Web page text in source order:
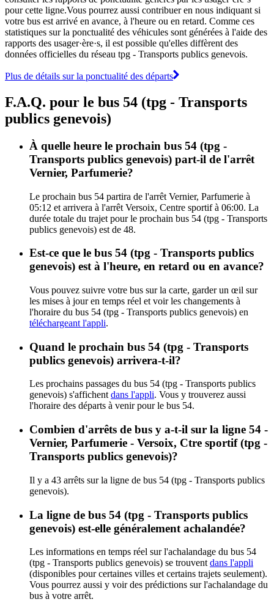
pour cette ligne.Vous pourrez aussi contribuer en nous indiquant si
votre bus est arrivé en avance, à l'heure ou en retard. Comme ces
statistiques sur la ponctualité des véhicules sont générées à l'aide des
rapports des usager·ère·s, il est possible qu'elles diffèrent des
données officielles du réseau tpg - Transports publics genevois.
Plus de détails sur la ponctualité des départs
F.A.Q. pour le bus 54 (tpg - Transports
publics genevois)
À quelle heure le prochain bus 54 (tpg -
Transports publics genevois) part-il de l'arrêt
Vernier, Parfumerie?
Le prochain bus 54 partira de l'arrêt Vernier, Parfumerie à
05:12 et arrivera à l'arrêt Versoix, Centre sportif à 06:00. La
durée totale du trajet pour le prochain bus 54 (tpg - Transports
publics genevois) est de 48.
Est-ce que le bus 54 (tpg - Transports publics
genevois) est à l'heure, en retard ou en avance?
Vous pouvez suivre votre bus sur la carte, garder un œil sur
les mises à jour en temps réel et voir les changements à
l'horaire du bus 54 (tpg - Transports publics genevois) en
téléchargeant l'appli.
Quand le prochain bus 54 (tpg - Transports
publics genevois) arrivera-t-il?
Les prochains passages du bus 54 (tpg - Transports publics
genevois) s'affichent dans l'appli. Vous y trouverez aussi
l'horaire des départs à venir pour le bus 54.
Combien d'arrêts de bus y a-t-il sur la ligne 54 -
Vernier, Parfumerie - Versoix, Ctre sportif (tpg -
Transports publics genevois)?
Il y a 43 arrêts sur la ligne de bus 54 (tpg - Transports publics
genevois).
La ligne de bus 54 (tpg - Transports publics
genevois) est-elle généralement achalandée?
Les informations en temps réel sur l'achalandage du bus 54
(tpg - Transports publics genevois) se trouvent dans l'appli
(disponibles pour certaines villes et certains trajets seulement).
Vous pourrez aussi y voir des prédictions sur l'achalandage du
bus à votre arrêt.